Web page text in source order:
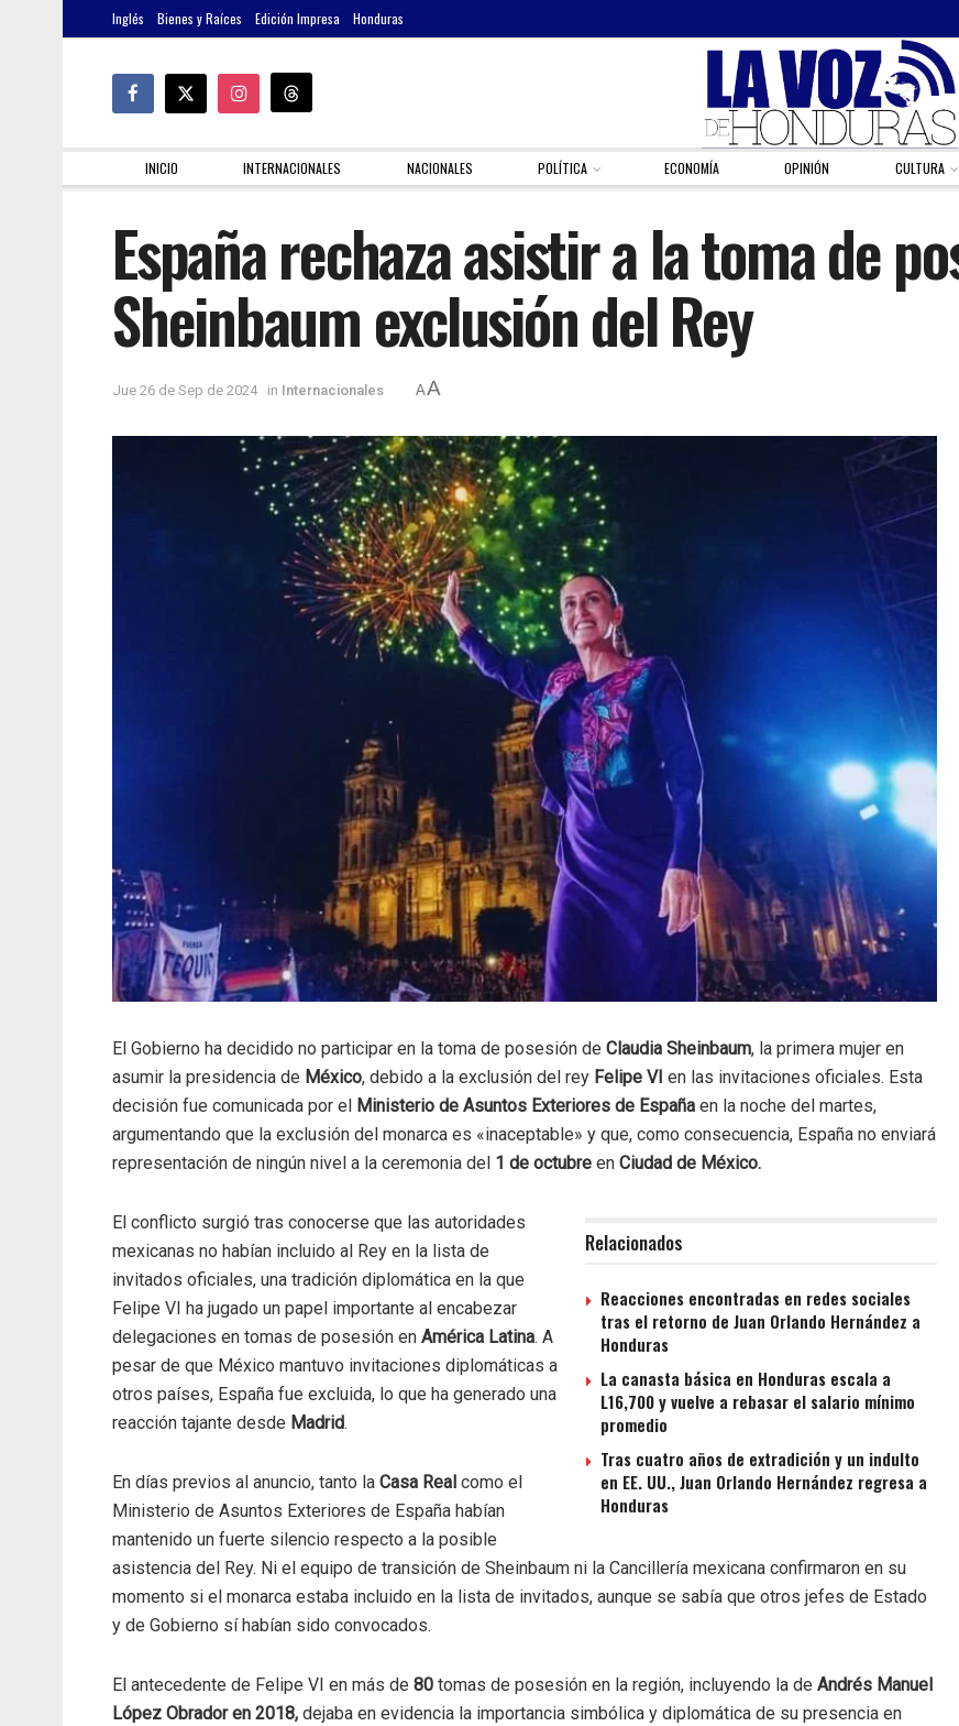
Inglés Bienes y Raíces Edición Impresa Honduras
INICIO INTERNACIONALES NACIONALES POLÍTICA ECONOMÍA OPINIÓN CULTURA
España rechaza asistir a la toma de
Sheinbaum exclusión del Rey
Jue 26 de Sep de 2024 in Internacionales AA
El Gobierno ha decidido no participar en la toma de posesión de Claudia Sheinbaum, la primera mujer en
asumir la presidencia de México, debido a la exclusión del rey Felipe VI en las invitaciones oficiales. Esta
decisión fue comunicada por el Ministerio de Asuntos Exteriores de España en la noche del martes,
argumentando que la exclusión del monarca es «inaceptable» y que, como consecuencia, España no enviará
representación de ningún nivel a la ceremonia del 1 de octubre en Ciudad de México.
Relacionados
Reacciones encontradas en redes sociales
tras el retorno de Juan Orlando Hernández a
Honduras
La canasta básica en Honduras escala a
L16,700 y vuelve a rebasar el salario mínimo
promedio
Tras cuatro años de extradición y un indulto
en EE. UU., Juan Orlando Hernández regresa a
Honduras
El conflicto surgió tras conocerse que las autoridades
mexicanas no habían incluido al Rey en la lista de
invitados oficiales, una tradición diplomática en la que
Felipe VI ha jugado un papel importante al encabezar
delegaciones en tomas de posesión en América Latina. A
pesar de que México mantuvo invitaciones diplomáticas a
otros países, España fue excluida, lo que ha generado una
reacción tajante desde Madrid.
En días previos al anuncio, tanto la Casa Real como el
Ministerio de Asuntos Exteriores de España habían
mantenido un fuerte silencio respecto a la posible
asistencia del Rey. Ni el equipo de transición de Sheinbaum ni la Cancillería mexicana confirmaron en su
momento si el monarca estaba incluido en la lista de invitados, aunque se sabía que otros jefes de Estado
y de Gobierno sí habían sido convocados.
El antecedente de Felipe VI en más de 80 tomas de posesión en la región, incluyendo la de Andrés Manuel
López Obrador en 2018, dejaba en evidencia la importancia simbólica y diplomática de su presencia en